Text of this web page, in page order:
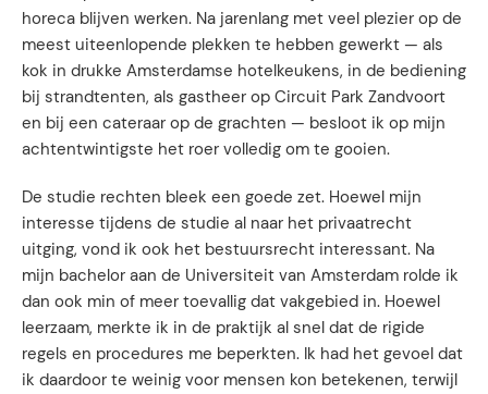
horeca blijven werken. Na jarenlang met veel plezier op de
meest uiteenlopende plekken te hebben gewerkt — als
kok in drukke Amsterdamse hotelkeukens, in de bediening
bij strandtenten, als gastheer op Circuit Park Zandvoort
en bij een cateraar op de grachten — besloot ik op mijn
achtentwintigste het roer volledig om te gooien.
De studie rechten bleek een goede zet. Hoewel mijn
interesse tijdens de studie al naar het privaatrecht
uitging, vond ik ook het bestuursrecht interessant. Na
mijn bachelor aan de Universiteit van Amsterdam rolde ik
dan ook min of meer toevallig dat vakgebied in. Hoewel
leerzaam, merkte ik in de praktijk al snel dat de rigide
regels en procedures me beperkten. Ik had het gevoel dat
ik daardoor te weinig voor mensen kon betekenen, terwijl